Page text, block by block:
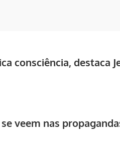
consciência, destaca
veem nas